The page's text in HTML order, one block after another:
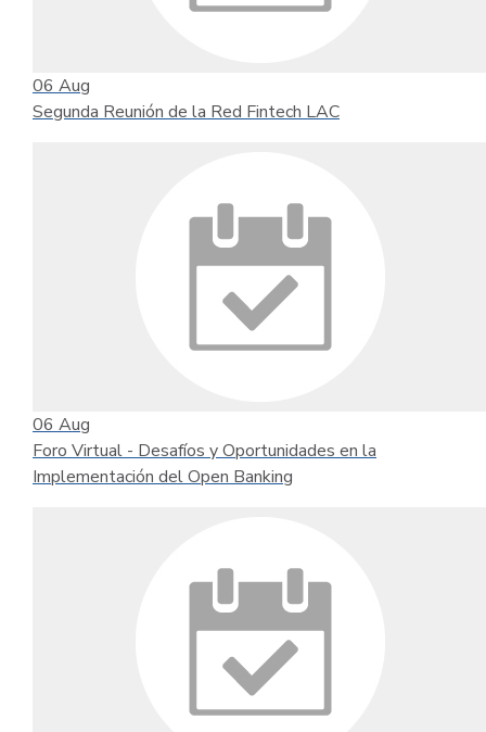
06 Aug
Segunda Reunión de la Red Fintech LAC
06 Aug
Foro Virtual - Desafíos y Oportunidades en la
Implementación del Open Banking